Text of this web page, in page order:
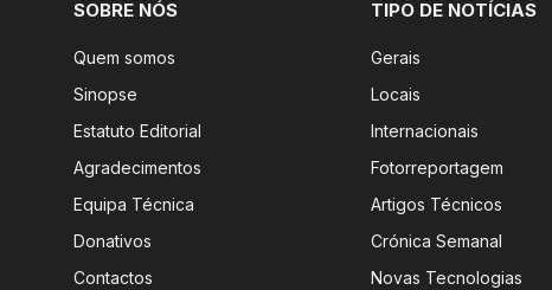
SOBRE NÓS
Quem somos
Sinopse
Estatuto Editorial
Agradecimentos
Equipa Técnica
Donativos
Contactos
TIPO DE NOTÍCIAS
Gerais
Locais
Internacionais
Fotorreportagem
Artigos Técnicos
Crónica Semanal
Novas Tecnologias